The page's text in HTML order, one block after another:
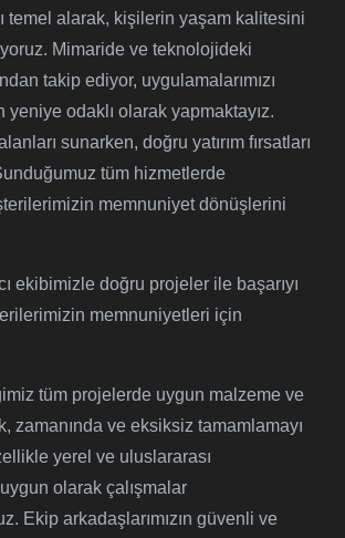
temel alarak, kişilerin yaşam kalitesini
Mimaride ve teknolojideki
takip ediyor, uygulamalarımızı
yeniye odaklı olarak yapmaktayız.
sunarken, doğru yatırım fırsatları
tüm hizmetlerde
memnuniyet dönüşlerini
ekibimizle doğru projeler ile başarıyı
memnuniyetleri için
tüm projelerde uygun malzeme ve
zamanında ve eksiksiz tamamlamayı
yerel ve uluslararası
olarak çalışmalar
Ekip arkadaşlarımızın güvenli ve